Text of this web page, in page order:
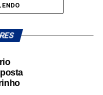
ganha um
mobilização para a